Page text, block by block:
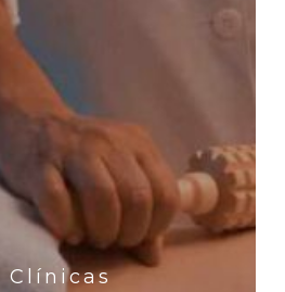
Clínicas